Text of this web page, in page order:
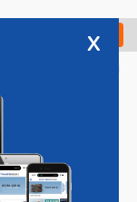
Check in
x